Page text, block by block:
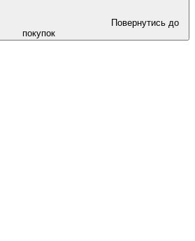
Повернутись до
покупок